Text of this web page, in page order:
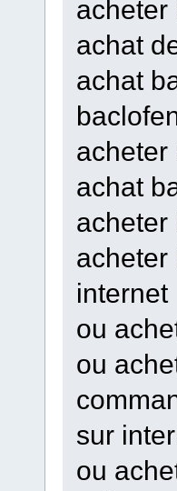
acheter
achat
achat
acheter
achat
acheter
acheter
internet
ou
ou
sur
ou